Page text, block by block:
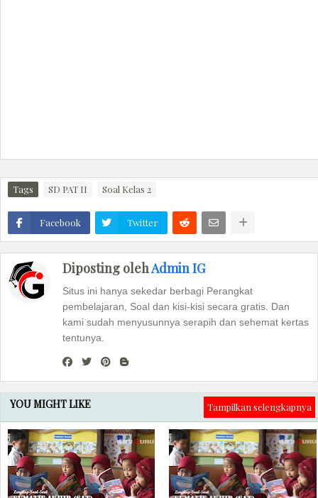
Tags SD PAT II Soal Kelas 2
Facebook Twitter
Diposting olehAdmin IG
Situs ini hanya sekedar berbagi Perangkat
pembelajaran, Soal dan kisi-kisi secara gratis. Dan
kami sudah menyusunnya serapih dan sehemat kertas
tentunya.
YOU MIGHT LIKE Tampilkan selengkapnya